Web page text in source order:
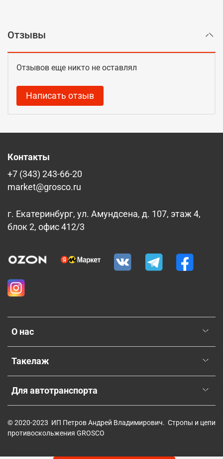
Отзывы
Отзывов еще никто не оставлял
Написать отзыв
О нас
Такелаж
Для автотранспорта
Контакты
+7 (343) 243-66-20
market@grosco.ru
г. Екатеринбург, ул. Амундсена, д. 107, этаж 4,
блок 2, офис 412/3
© 2020-2023 ИП Петров Андрей Владимирович. Стропы и цепи
противоскольжения GROSCO